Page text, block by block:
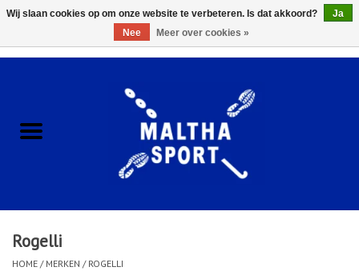
ACCESSOIRES/HARDWARE
KLEDING
Rogelli
HOME / MERKEN / ROGELLI
Wij slaan cookies op om onze website te verbeteren. Is dat akkoord?
Ja
Nee
Meer over cookies »